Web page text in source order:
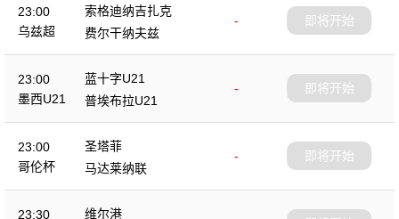
23:00
乌兹超
索格迪纳吉扎克
-
费尔干纳夫兹
即将开始
23:00
墨西U21
蓝十字U21
-
普埃布拉U21
即将开始
23:00
哥伦杯
圣塔菲
-
马达莱纳联
即将开始
23:30 维尔港